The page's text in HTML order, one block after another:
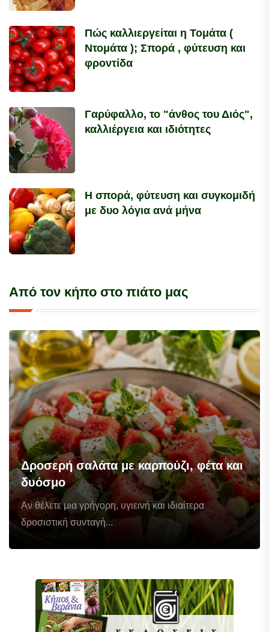
Πώς καλλιεργείται η Τομάτα (
Ντομάτα ); Σπορά , φύτευση και
φροντίδα
Γαρύφαλλο, το "άνθος του Διός",
καλλιέργεια και ιδιότητες
Η σπορά, φύτευση και συγκομιδή
με δυο λόγια ανά μήνα
Από τον κήπο στο πιάτο μας
Δροσερή σαλάτα με καρπούζι, φέτα και
δυόσμο
Αν θέλετε μια γρήγορη, υγιεινή και ιδιαίτερα
δροσιστική συνταγή...